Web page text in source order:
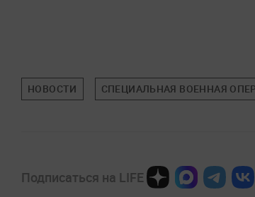
НОВОСТИ СПЕЦИАЛЬНАЯ ВОЕННАЯ
Подписаться на LIFE